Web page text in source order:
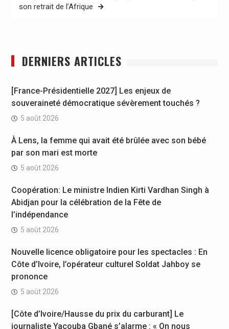
son retrait de l’Afrique
DERNIERS ARTICLES
[France-Présidentielle 2027] Les enjeux de
souveraineté démocratique sévèrement touchés ?
5 août 2026
À Lens, la femme qui avait été brûlée avec son bébé
par son mari est morte
5 août 2026
Coopération: Le ministre Indien Kirti Vardhan Singh à
Abidjan pour la célébration de la Fête de
l’indépendance
5 août 2026
Nouvelle licence obligatoire pour les spectacles : En
Côte d’Ivoire, l’opérateur culturel Soldat Jahboy se
prononce
5 août 2026
[Côte d’Ivoire/Hausse du prix du carburant] Le
journaliste Yacouba Gbané s’alarme : « On nous